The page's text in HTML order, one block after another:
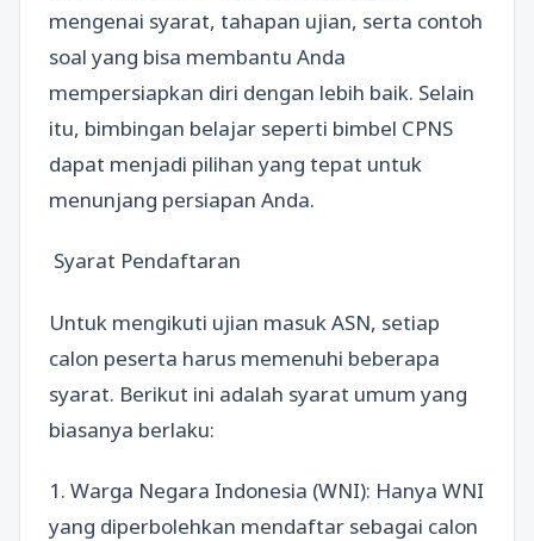
mengenai syarat, tahapan ujian, serta contoh
soal yang bisa membantu Anda
mempersiapkan diri dengan lebih baik. Selain
itu, bimbingan belajar seperti bimbel CPNS
dapat menjadi pilihan yang tepat untuk
menunjang persiapan Anda.
Syarat Pendaftaran
Untuk mengikuti ujian masuk ASN, setiap
calon peserta harus memenuhi beberapa
syarat. Berikut ini adalah syarat umum yang
biasanya berlaku:
1. Warga Negara Indonesia (WNI): Hanya WNI
yang diperbolehkan mendaftar sebagai calon